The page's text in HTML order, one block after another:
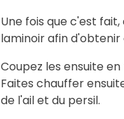
Une fois que c'est
laminoir afin d'obtenir
Coupez les ensuite
Faites chauffer
de l'ail et du persil.